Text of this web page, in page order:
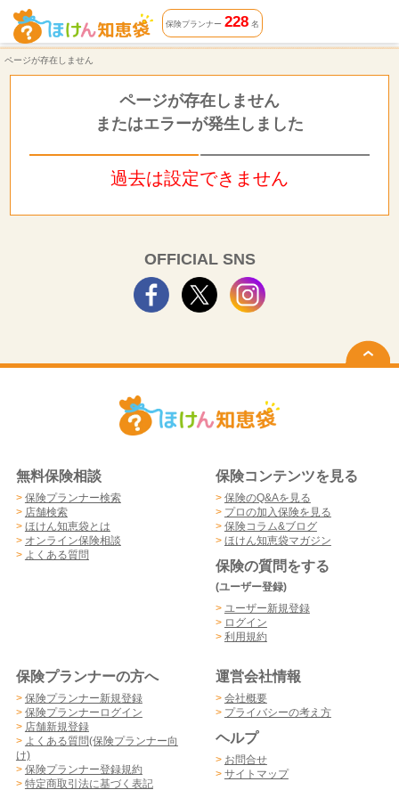
ページが存在しません | ほけん知恵袋
保険プランナー 228名
ページが存在しません
ページが存在しません
またはエラーが発生しました
過去は設定できません
OFFICIAL SNS
無料保険相談
> 保険プランナー検索
> 店舗検索
> ほけん知恵袋とは
> オンライン保険相談
> よくある質問
保険コンテンツを見る
> 保険のQ&Aを見る
> プロの加入保険を見る
> 保険コラム&ブログ
> ほけん知恵袋マガジン
保険の質問をする
(ユーザー登録)
> ユーザー新規登録
> ログイン
> 利用規約
保険プランナーの方へ
> 保険プランナー新規登録
> 保険プランナーログイン
> 店舗新規登録
> よくある質問(保険プランナー向
け)
> 保険プランナー登録規約
> 特定商取引法に基づく表記
運営会社情報
> 会社概要
> プライバシーの考え方
ヘルプ
> お問合せ
> サイトマップ